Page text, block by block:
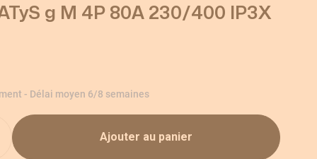
g M 4P 80A 230/400 IP3X
- Délai moyen 6/8 semaines
Ajouter au panier